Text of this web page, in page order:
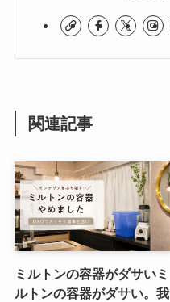
関連記事
ミルトンの容器がダサいミ
ルトンの容器がダサい。我